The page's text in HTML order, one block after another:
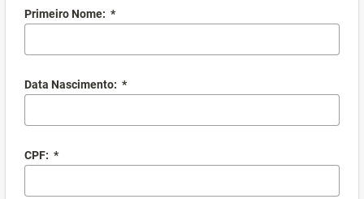
Primeiro Nome: *
Data Nascimento: *
CPF: *